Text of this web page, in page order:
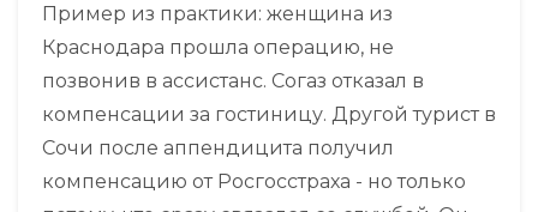
Пример из практики: женщина из
Краснодара прошла операцию, не
позвонив в ассистанс. Согаз отказал в
компенсации за гостиницу. Другой турист в
Сочи после аппендицита получил
компенсацию от Росгосстраха - но только